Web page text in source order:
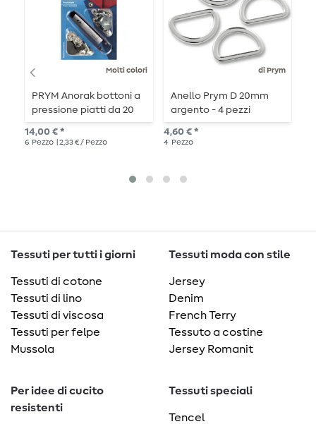
Molti colori
PRYM Anorak bottoni a
pressione piatti da 20
mm - 6 pezzi
14,00 € *
6 Pezzo | 2,33 € / Pezzo
di Prym
Anello Prym D 20mm
argento - 4 pezzi
4,60 € *
4 Pezzo
Tessuti per tutti i giorni
Tessuti di cotone
Tessuti di lino
Tessuti di viscosa
Tessuti per felpe
Mussola
Tessuti moda con stile
Jersey
Denim
French Terry
Tessuto a costine
Jersey Romanit
Per idee di cucito
resistenti
Tessuti speciali
Tencel